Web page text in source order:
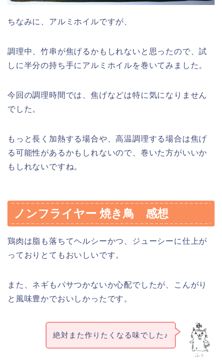
ちなみに、アルミホイルですが、
調理中、竹串が焦げるかもしれないと思ったので、試
しに半分の持ち手にアルミホイルを巻いてみました。
今回の調理時間では、焦げなどは特に気になりません
でした。
もっと長く加熱する場合や、高温調理する場合は焦げ
る可能性があるかもしれないので、巻いた方がいいか
もしれないですね。
ノンフライヤー 焼き鳥 感想
鶏肉は脂も落ちてヘルシーかつ、ジューシーに仕上が
っておりとてもおいしいです。
また、ネギもパサつかないか心配でしたが、こんがり
と風味豊かでおいしかったです。
ふぅ
絶対また作りたくなる味でした♪